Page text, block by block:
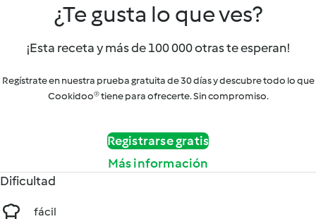
¿Te gusta lo que ves?
¡Esta receta y más de 100 000 otras te esperan!
Regístrate en nuestra prueba gratuita de 30 días y descubre todo lo que
Cookidoo® tiene para ofrecerte. Sin compromiso.
Registrarse gratis
Más información
Dificultad
fácil